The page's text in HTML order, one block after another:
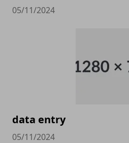
05/11/2024
data entry
05/11/2024